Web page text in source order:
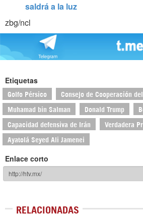
saldrá a la luz
zbg/ncl
Etiquetas
Golfo Pérsico Consejo de Cooperación
Muhamad bin Salman Donald Trump
Capacidad defensiva de Irán Verdadera
Ayatolá Seyed Ali Jamenei
Enlace corto
RELACIONADAS